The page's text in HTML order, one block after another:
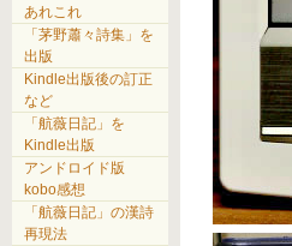
あれこれ
「茅野蕭々詩集」を
出版
Kindle出版後の訂正
など
「航薇日記」を
Kindle出版
アンドロイド版
kobo感想
「航薇日記」の漢詩
再現法